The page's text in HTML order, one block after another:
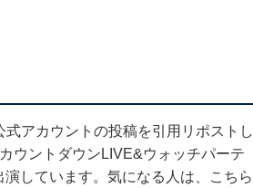
アカウントの投稿を引用リポストし
ウントダウンLIVE&ウォッチパーテ
しています。気になる人は、こちら